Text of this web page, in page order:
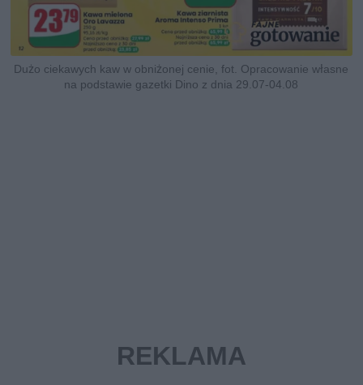
Dużo ciekawych kaw w obniżonej cenie, fot. Opracowanie własne
na podstawie gazetki Dino z dnia 29.07-04.08